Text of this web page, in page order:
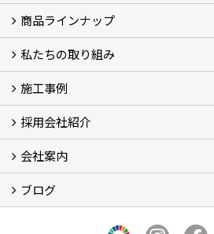
シラスストーリー
こだわり
シラス壁の驚くべき性能
商品ラインナップ
一覧
内装仕上げ材
外装仕上げ材
舗装材
水性無機高分子系ハイブリッド型塗料
エコリフォーム
消臭壁紙
Q&A
資料PDF
私たちの取り組み
SDGs、GHGへの取り組み (2)
マグマシラス米
特別対談 (2)
高千穂シラス解説ムービー
研究プロジェクト (4)
プロジェクト (3)
施工事例
施工事例
お客様からのお便り
採用会社紹介
採用会社紹介
「鏝人の会」左官店のご紹介
会社案内
会社概要・沿革
代表の実績
製造紹介
ショールーム
アクセス
採用情報
バナーダウンロード
プライバシーポリシー
Takachiho Shirasu Global Site
LINE公式アカウント
ブログ